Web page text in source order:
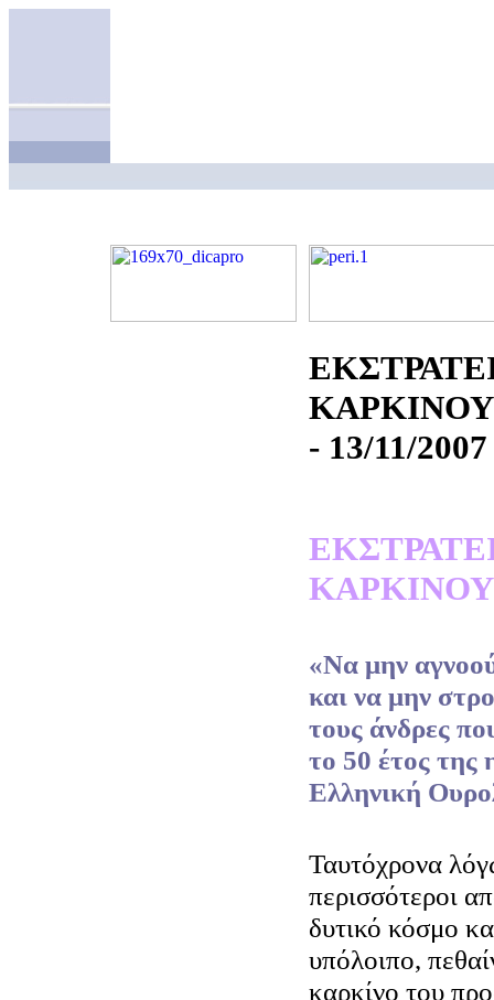
- 13/11/2007
«Να μην
και να μην
τους άνδρες
το 50 έτος της
Ελληνική
Ταυτόχρονα
περισσότεροι
δυτικό κόσμο
υπόλοιπο,
καρκίνο του